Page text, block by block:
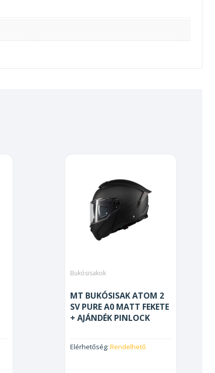
Bukósisakok
MT BUKÓSISAK ATOM 2
SV PURE A0 MATT FEKETE
+ AJÁNDÉK PINLOCK
Elérhetőség: Rendelhető